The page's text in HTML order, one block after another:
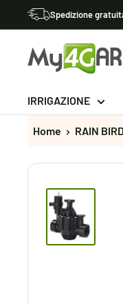
al
contenuto
Spedizione
My4garden
IRRIGAZIONE
Home RAIN